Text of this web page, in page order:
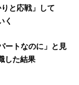
と応戦」して
く
ートなのに」と見
した結果